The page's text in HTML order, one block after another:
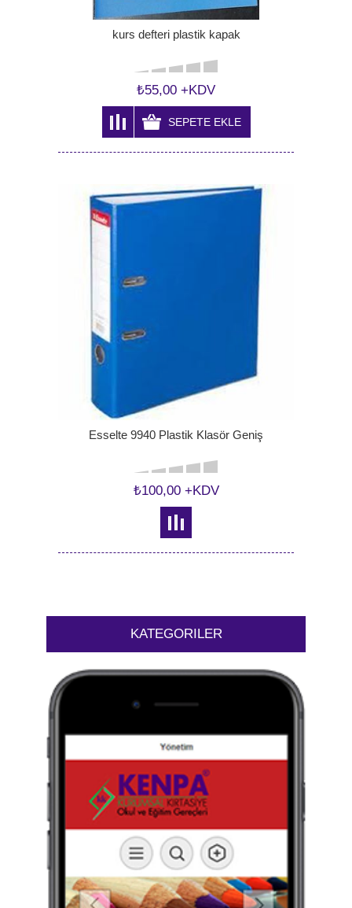
kurs defteri plastik kapak
₺55,00 +KDV
Esselte 9940 Plastik Klasör Geniş
₺100,00 +KDV
KATEGORILER